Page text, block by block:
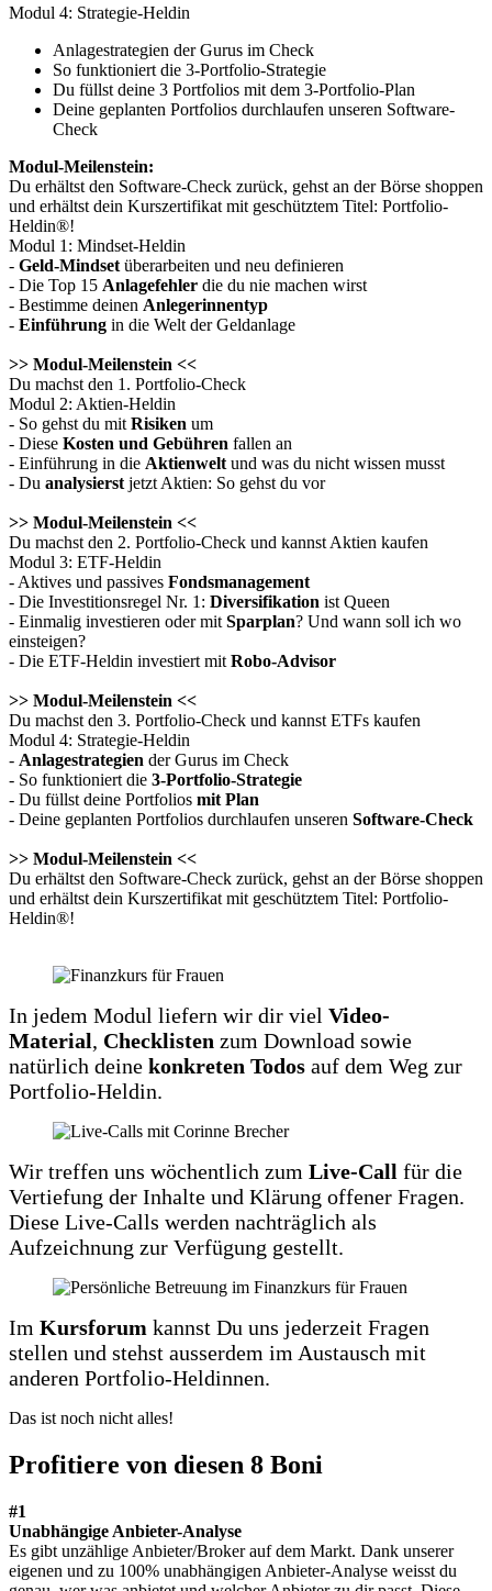
Modul 4: Strategie-Heldin
Anlagestrategien der Gurus im Check
So funktioniert die 3-Portfolio-Strategie
Du füllst deine 3 Portfolios mit dem 3-Portfolio-Plan
Deine geplanten Portfolios durchlaufen unseren Software-
Check
Modul-Meilenstein:
Du erhältst den Software-Check zurück, gehst an der Börse shoppen
und erhältst dein Kurszertifikat mit geschütztem Titel: Portfolio-
Heldin®!
Modul 1: Mindset-Heldin
- Geld-Mindsetüberarbeiten und neu definieren
- Die Top 15 Anlagefehler die du nie machen wirst
- Bestimme deinen Anlegerinnentyp
- Einführung in die Welt der Geldanlage
>> Modul-Meilenstein <<
Du machst den 1. Portfolio-Check
Modul 2: Aktien-Heldin
- So gehst du mitRisiken um
- Diese Kosten und Gebühren fallen an
- Einführung in die Aktienweltund was du nicht wissen musst
- Du analysierstjetzt Aktien: So gehst du vor
>> Modul-Meilenstein <<
Du machst den 2. Portfolio-Check und kannst Aktien kaufen
Modul 3: ETF-Heldin
- Aktives und passives Fondsmanagement
- Die Investitionsregel Nr. 1: Diversifikation ist Queen
- Einmalig investieren oder mitSparplan? Und wann soll ich wo
einsteigen?
- Die ETF-Heldin investiert mitRobo-Advisor
>> Modul-Meilenstein <<
Du machst den 3. Portfolio-Check und kannst ETFs kaufen
Modul 4: Strategie-Heldin
- Anlagestrategien der Gurus im Check
- So funktioniert die 3-Portfolio-Strategie
- Du füllst deine Portfolios mit Plan
- Deine geplanten Portfolios durchlaufen unseren Software-Check
>> Modul-Meilenstein <<
Du erhältst den Software-Check zurück, gehst an der Börse shoppen
und erhältst dein Kurszertifikat mit geschütztem Titel: Portfolio-
Heldin®!
In jedem Modul liefern wir dir viel Video-
Material, Checklisten zum Download sowie
natürlich deine konkreten Todos auf dem Weg zur
Portfolio-Heldin.
Wir treffen uns wöchentlich zum Live-Call für die
Vertiefung der Inhalte und Klärung offener Fragen.
Diese Live-Calls werden nachträglich als
Aufzeichnung zur Verfügung gestellt.
Im Kursforum kannst Du uns jederzeit Fragen
stellen und stehst ausserdem im Austausch mit
anderen Portfolio-Heldinnen.
Das ist noch nicht alles!
Profitiere von diesen 8 Boni
#1
Unabhängige Anbieter-Analyse
Es gibt unzählige Anbieter/Broker auf dem Markt. Dank unserer
eigenen und zu 100% unabhängigen Anbieter-Analyse weisst du